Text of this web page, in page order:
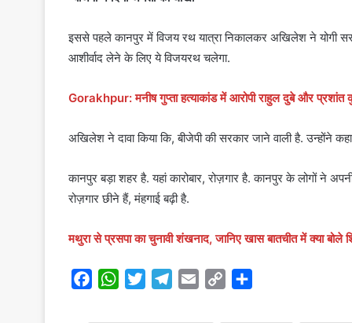
इससे पहले कानपुर में विजय रथ यात्रा निकालकर अखिलेश ने योगी
आशीर्वाद लेने के लिए ये विजयरथ चलेगा.
Gorakhpur: मनीष गुप्ता हत्याकांड में आरोपी राहुल दुबे और प्रशांत
अखिलेश ने दावा किया कि, बीजेपी की सरकार जाने वाली है. उन्होंने
कानपुर बड़ा शहर है. यहां कारोबार, रोज़गार है. कानपुर के लोगों ने
रोज़गार छीने हैं, मंहगाई बढ़ी है.
मथुरा से प्रसपा का चुनावी शंखनाद, जानिए खास बातचीत में क्या बोले
c
W
a
i
l
a
p
a